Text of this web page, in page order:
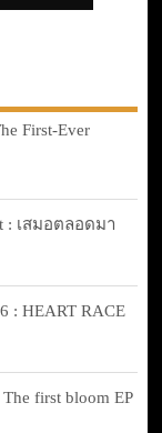
First-Ever
: เสมอตลอดมา
: HEART RACE
first bloom EP